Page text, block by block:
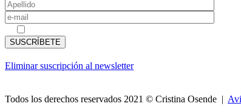
Eliminar suscripción al newsletter
Todos los derechos reservados 2021 © Cristina Osende |